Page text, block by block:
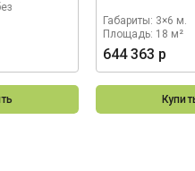
Габариты: 3×6 м.
Площадь: 18 м²
644 363 р